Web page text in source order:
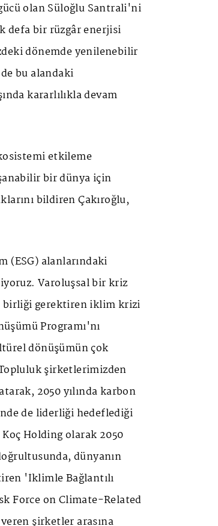
olan Süloğlu Santrali'ni
defa bir rüzgâr enerjisi
dönemde yenilenebilir
bu alandaki
kararlılıkla devam
etkileme
bir dünya için
bildiren Çakıroğlu,
(ESG) alanlarındaki
Varoluşsal bir kriz
birliği gerektiren iklim krizi
Programı'nı
dönüşümün çok
şirketlerimizden
2050 yılında karbon
de liderliği hedeflediği
Holding olarak 2050
dünyanın
'İklimle Bağlantılı
Force on Climate-Related
şirketler arasına